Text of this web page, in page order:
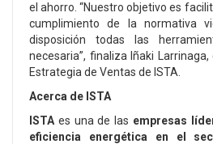
el ahorro. “Nuestro objetivo es
cumplimiento de la normativa
disposición todas las
necesaria”, finaliza Iñaki
Estrategia de Ventas de ISTA.
Acerca de ISTA
ISTA es una de las empresas
eficiencia energética en el